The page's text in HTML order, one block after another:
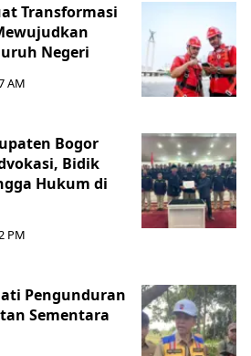
Transformasi
Negeri
AM
Bogor
Bidik
Hukum di
PM
Pengunduran
Sementara